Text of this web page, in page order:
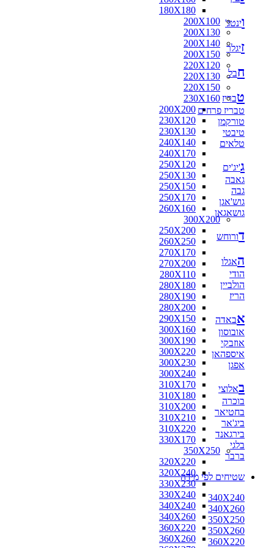
180X180
200X100
200X130
200X140
200X150
220X120
220X130
220X150
230X160
200X200
230X120
230X130
240X140
240X170
250X120
250X130
250X150
250X170
260X160
300X200
250X200
260X250
270X170
270X200
280X110
280X180
280X190
280X200
290X150
300X160
300X190
300X220
300X230
300X240
310X170
310X180
310X200
310X210
310X220
330X170
350X250
320X220
320X240
330X230
330X240
340X240
340X260
360X220
360X260
וינטג'
זיגלר
חבל
טבריז
טבריז פרחים
טורקמן
טיבטי
טלאים
ג'יג'ים
גאבה
גבה
גוש'אגן
גושאגאן
דורוחש
האגלו
הודי
הולביין
הריז
אבאדה
אובוסון
אוזבקי
איספהאן
אפגן
באלוצי
בוכרה
בחטיאר
ביג'אר
בירגאנד
בלגי
ברבר
שטיחים לפי מידה
340X240
340X260
350X250
350X260
360X220